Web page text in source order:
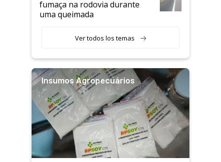
fumaça na rodovia durante
uma queimada
Ver todos los temas
Insumos Agropecuários